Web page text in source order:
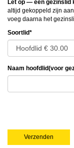
Let op — een gezinslid
altijd gekoppeld zijn
voeg daarna het
Soortlid*
Naam hoofdlid(voor
Verzenden